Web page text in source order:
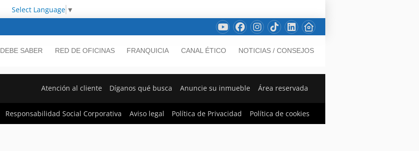
Select Language ▼
DEBE SABER RED DE OFICINAS FRANQUICIA CANAL ÉTICO NOTICIAS / CONSEJOS
Atención al cliente Díganos qué busca Anuncie su inmueble Área reservada
Responsabilidad Social Corporativa Aviso legal Política de Privacidad Política de cookies